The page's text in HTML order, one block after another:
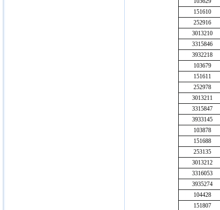
151610
252916
3013210
3315846
3932218
103679
151611
252978
3013211
3315847
3933145
103878
151688
253135
3013212
3316053
3935274
104428
151807